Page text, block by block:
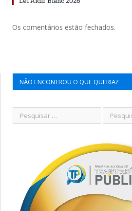
Os comentários estão fechados.
NÃO ENCONTROU O QUE QUERIA?